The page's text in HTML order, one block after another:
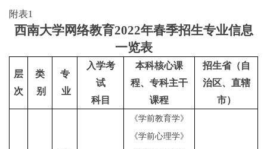
附表1
西南大学网络教育2022年春季招生专业信息
一览表
层
次
类
别
专
业
入学考
试
科目
本科核心课
程、专科主干
课程
招生省（自
治区、直辖
市）
《学前教育学》
《学前心理学》